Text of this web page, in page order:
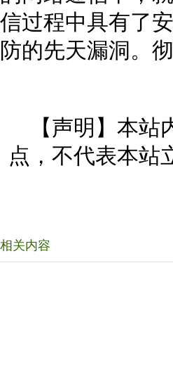
信过程中具有了
防的先天漏洞。
【声明】本
点，不代表本站
相关内容